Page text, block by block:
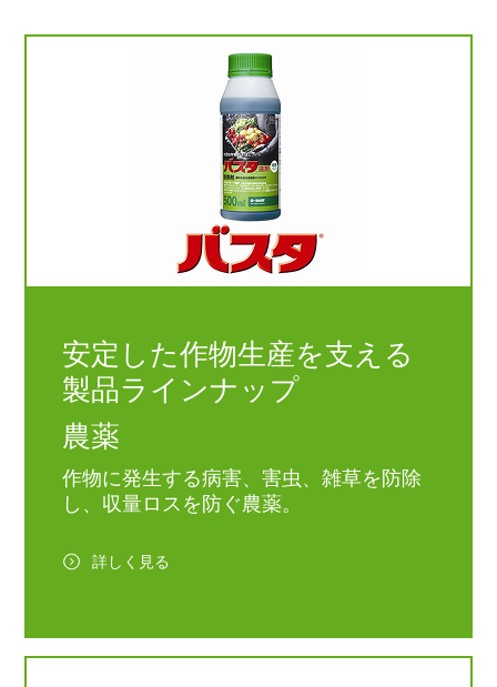
安定した作物生産を支える
製品ラインナップ
農薬
作物に発生する病害、害虫、雑草を防除
し、収量ロスを防ぐ農薬。
詳しく見る